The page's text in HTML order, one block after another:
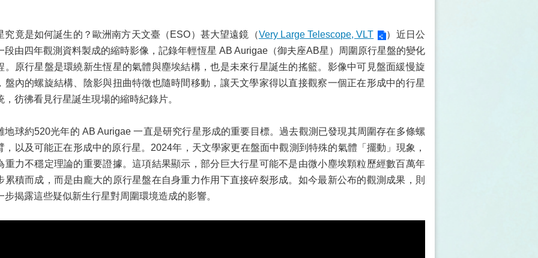
究竟是如何誕生的？歐洲南方天文臺（ESO）甚大望遠鏡（Very Large Telescope, VLT
）近日公
段由四年觀測資料製成的縮時影像，記錄年輕恆星 AB Aurigae（御夫座AB星）周圍原行星盤的變化
。原行星盤是環繞新生恆星的氣體與塵埃結構，也是未來行星誕生的搖籃。影像中可見盤面緩慢旋
盤內的螺旋結構、陰影與扭曲特徵也隨時間移動，讓天文學家得以直接觀察一個正在形成中的行星
，彷彿看見行星誕生現場的縮時紀錄片。
地球約520光年的 AB Aurigae 一直是研究行星形成的重要目標。過去觀測已發現其周圍存在多條螺
，以及可能正在形成中的原行星。2024年，天文學家更在盤面中觀測到特殊的氣體「擺動」現象，
重力不穩定理論的重要證據。這項結果顯示，部分巨大行星可能不是由微小塵埃顆粒歷經數百萬年
累積而成，而是由龐大的原行星盤在自身重力作用下直接碎裂形成。如今最新公布的觀測成果，則
步揭露這些疑似新生行星對周圍環境造成的影響。